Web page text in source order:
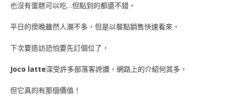
也沒有蛋糕可以吃…但點到的都還不錯。
平日的傍晚雖然人潮不多，但是以餐點銷售快速看來，
下次要造訪恐怕要先訂個位了，
Joco latte深受許多部落客誇讚，網路上的介紹何其多，
但它真的有那個價值！